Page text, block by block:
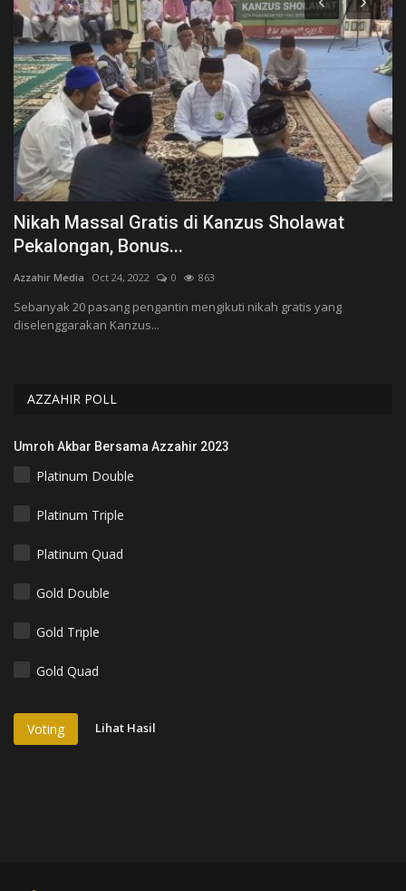
Nikah Massal Gratis di Kanzus Sholawat
Pekalongan, Bonus...
Azzahir Media Oct 24, 2022 0 863
Sebanyak 20 pasang pengantin mengikuti nikah gratis yang
diselenggarakan Kanzus...
AZZAHIR POLL
Umroh Akbar Bersama Azzahir 2023
Platinum Double
Platinum Triple
Platinum Quad
Gold Double
Gold Triple
Gold Quad
Voting Lihat Hasil